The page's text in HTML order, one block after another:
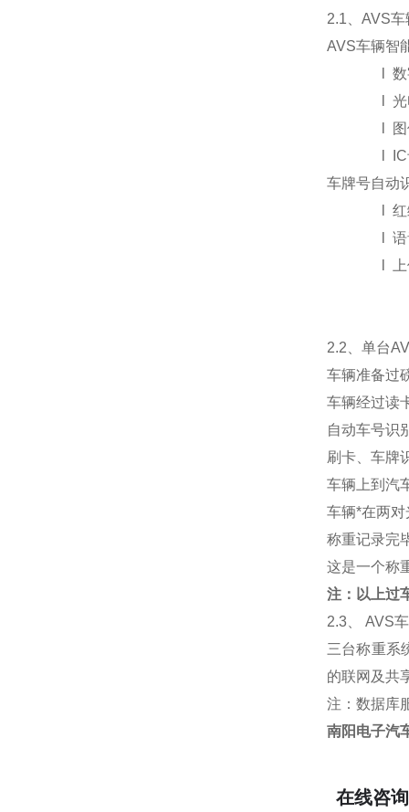
2.1 、AVS
AVS车辆智
IC
车牌号自动
2.2 、单台
车辆准备过
车辆经过读
自动车号识
刷卡、车牌
车辆上到汽
车辆*在两
称重记录完
这是一个称
注：以上过
2.3 、 AVS
三台称重系
的联网及共
注：数据库
南阳电子汽
在线咨询